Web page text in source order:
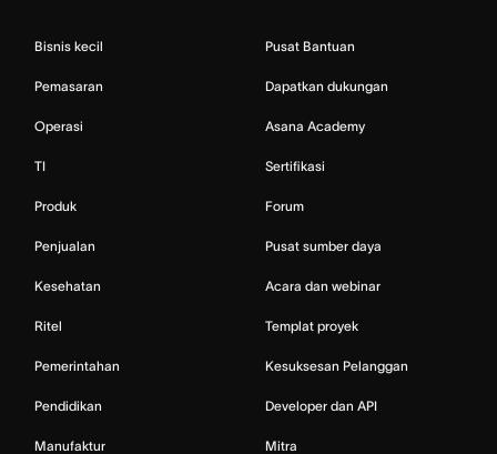
Bisnis kecil
Pemasaran
Operasi
TI
Produk
Penjualan
Kesehatan
Ritel
Pemerintahan
Pendidikan
Manufaktur
Pusat Bantuan
Dapatkan dukungan
Asana Academy
Sertifikasi
Forum
Pusat sumber daya
Acara dan webinar
Templat proyek
Kesuksesan Pelanggan
Developer dan API
Mitra